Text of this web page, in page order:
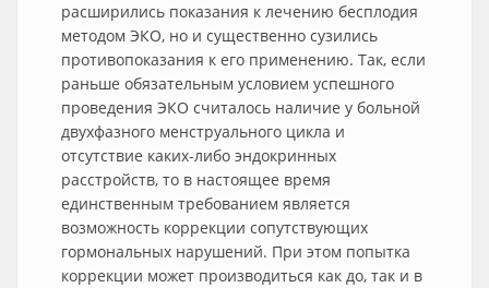
расширились показания к лечению бесплодия
методом ЭКО, но и существенно сузились
противопоказания к его применению. Так, если
раньше обязательным условием успешного
проведения ЭКО считалось наличие у больной
двухфазного менструального цикла и
отсутствие каких-либо эндокринных
расстройств, то в настоящее время
единственным требованием является
возможность коррекции сопутствующих
гормональных нарушений. При этом попытка
коррекции может производиться как до, так и в